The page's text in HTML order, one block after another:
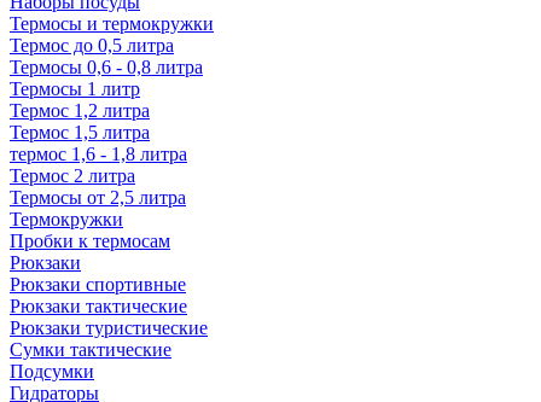
Термосы и термокружки
Термос до 0,5 литра
Термосы 0,6 - 0,8 литра
Термосы 1 литр
Термос 1,2 литра
Термос 1,5 литра
термос 1,6 - 1,8 литра
Термос 2 литра
Термосы от 2,5 литра
Термокружки
Пробки к термосам
Рюкзаки
Рюкзаки спортивные
Рюкзаки тактические
Рюкзаки туристические
Сумки тактические
Подсумки
Гидраторы